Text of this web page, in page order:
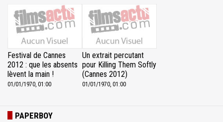
Festival de Cannes
2012 : que les absents
lèvent la main !
01/01/1970, 01:00
Un extrait percutant
pour Killing Them Softly
(Cannes 2012)
01/01/1970, 01:00
PAPERBOY